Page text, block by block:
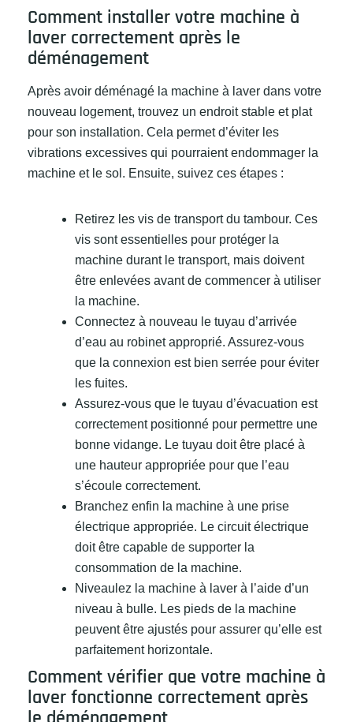
Comment installer votre machine à
laver correctement après le
déménagement
Après avoir déménagé la machine à laver dans votre
nouveau logement, trouvez un endroit stable et plat
pour son installation. Cela permet d’éviter les
vibrations excessives qui pourraient endommager la
machine et le sol. Ensuite, suivez ces étapes :
Retirez les vis de transport du tambour. Ces
vis sont essentielles pour protéger la
machine durant le transport, mais doivent
être enlevées avant de commencer à utiliser
la machine.
Connectez à nouveau le tuyau d’arrivée
d’eau au robinet approprié. Assurez-vous
que la connexion est bien serrée pour éviter
les fuites.
Assurez-vous que le tuyau d’évacuation est
correctement positionné pour permettre une
bonne vidange. Le tuyau doit être placé à
une hauteur appropriée pour que l’eau
s’écoule correctement.
Branchez enfin la machine à une prise
électrique appropriée. Le circuit électrique
doit être capable de supporter la
consommation de la machine.
Niveaulez la machine à laver à l’aide d’un
niveau à bulle. Les pieds de la machine
peuvent être ajustés pour assurer qu’elle est
parfaitement horizontale.
Comment vérifier que votre machine à
laver fonctionne correctement après